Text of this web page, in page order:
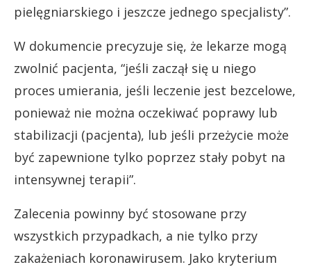
pielęgniarskiego i jeszcze jednego specjalisty”.
W dokumencie precyzuje się, że lekarze mogą
zwolnić pacjenta, “jeśli zaczął się u niego
proces umierania, jeśli leczenie jest bezcelowe,
ponieważ nie można oczekiwać poprawy lub
stabilizacji (pacjenta), lub jeśli przeżycie może
być zapewnione tylko poprzez stały pobyt na
intensywnej terapii”.
Zalecenia powinny być stosowane przy
wszystkich przypadkach, a nie tylko przy
zakażeniach koronawirusem. Jako kryterium